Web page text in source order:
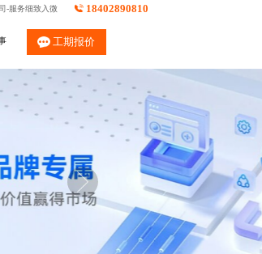
-服务细致入微 18402890810
工期报价